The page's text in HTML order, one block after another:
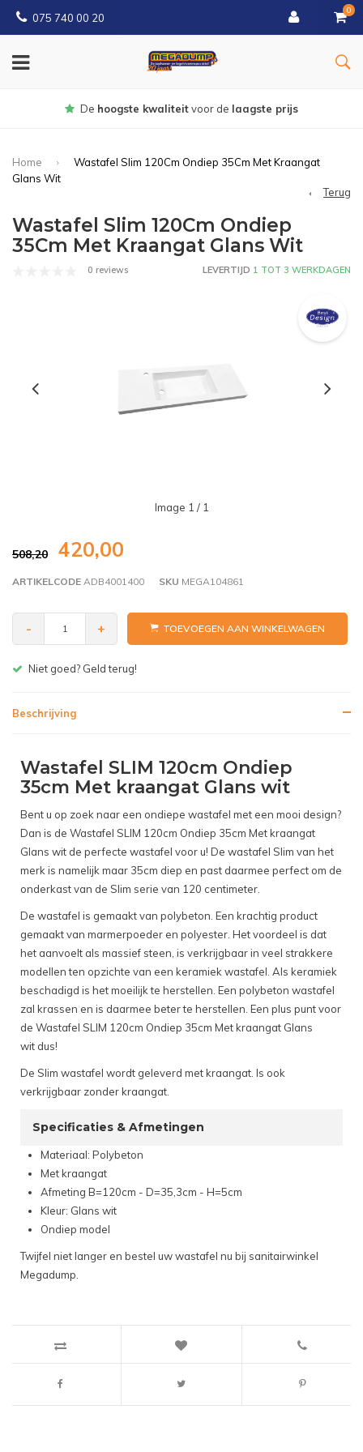
075 740 00 20
0
Gratisbezorgd vanaf € 150
Home
Wastafel Slim 120Cm Ondiep 35Cm Met Kraangat
Glans Wit
Terug
Wastafel Slim 120Cm Ondiep
35Cm Met Kraangat Glans Wit
0 reviews LEVERTIJD 1 TOT 3 WERKDAGEN
Image 1 / 1
508,20 420,00
ARTIKELCODE ADB4001400 SKU MEGA104861
- + TOEVOEGEN AAN WINKELWAGEN
Gratis bezorgen v.a. € 150,- (NL)
Beschrijving
Wastafel SLIM 120cm Ondiep
35cm Met kraangat Glans wit
Bent u op zoek naar een ondiepe wastafel met een mooi design?
Dan is de Wastafel SLIM 120cm Ondiep 35cm Met kraangat
Glans wit de perfecte wastafel voor u! De wastafel Slim van het
merk is namelijk maar 35cm diep en past daarmee perfect om de
onderkast van de Slim serie van 120 centimeter.
De wastafel is gemaakt van polybeton. Een krachtig product
gemaakt van marmerpoeder en polyester. Het voordeel is dat
het aanvoelt als massief steen, is verkrijgbaar in veel strakkere
modellen ten opzichte van een keramiek wastafel. Als keramiek
beschadigd is het moeilijk te herstellen. Een polybeton wastafel
zal krassen en is daarmee beter te herstellen. Een plus punt voor
de Wastafel SLIM 120cm Ondiep 35cm Met kraangat Glans
wit dus!
De Slim wastafel wordt geleverd met kraangat. Is ook
verkrijgbaar zonder kraangat.
Specificaties & Afmetingen
Materiaal: Polybeton
Met kraangat
Afmeting B=120cm - D=35,3cm - H=5cm
Kleur: Glans wit
Ondiep model
Twijfel niet langer en bestel uw wastafel nu bij sanitairwinkel
Megadump.